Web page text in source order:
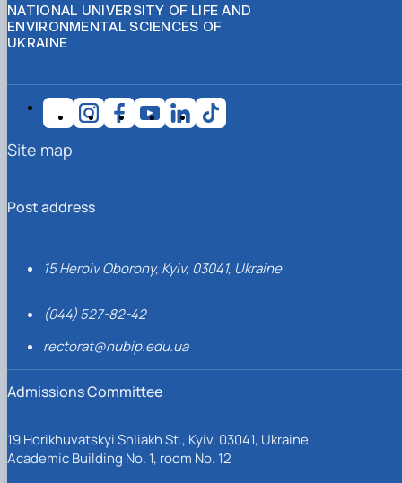
NATIONAL UNIVERSITY OF LIFE AND
ENVIRONMENTAL SCIENCES OF
UKRAINE
Post address
15 Heroiv Oborony, Kyiv, 03041, Ukraine
(044) 527-82-42
rectorat@nubip.edu.ua
Admissions Committee
19 Horikhuvatskyi Shliakh St., Kyiv, 03041, Ukraine
Academic Building No. 1, room No. 12
Site map